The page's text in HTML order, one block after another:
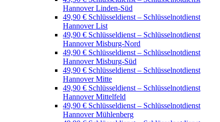
Hannover Linden-Süd
49,90 € Schlüsseldienst – Schlüsselnotdienst
Hannover List
49,90 € Schlüsseldienst – Schlüsselnotdienst
Hannover Misburg-Nord
49,90 € Schlüsseldienst – Schlüsselnotdienst
Hannover Misburg-Süd
49,90 € Schlüsseldienst – Schlüsselnotdienst
Hannover Mitte
49,90 € Schlüsseldienst – Schlüsselnotdienst
Hannover Mittelfeld
49,90 € Schlüsseldienst – Schlüsselnotdienst
Hannover Mühlenberg